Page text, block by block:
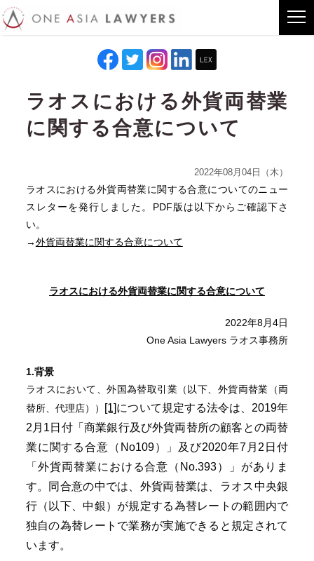
ラオスにおける外貨両替業
に関する合意について
2022年08月04日（木）
ラオスにおける外貨両替業に関する合意についてのニュー
スレターを発行しました。PDF版は以下からご確認下さ
い。
→外貨両替業に関する合意について
ラオスにおける外貨両替業に関する合意について
2022年8月4日
One Asia Lawyers ラオス事務所
1.背景
ラオスにおいて、外国為替取引業（以下、外貨両替業（両
替所、代理店））
[1]について規定する法令は、2019年
2月1日付「商業銀行及び外貨両替所の顧客との両替
業に関する合意（No109）」及び2020年7月2日付
「外貨両替業における合意（No.393）」がありま
す。同合意の中では、外貨両替業は、ラオス中央銀
行（以下、中銀）が規定する為替レートの範囲内で
独自の為替レートで業務が実施できると規定されて
います。